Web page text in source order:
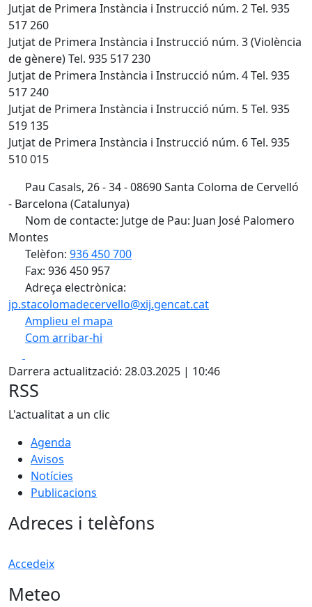
Jutjat de Primera Instància i Instrucció núm. 2 Tel. 935
517 260
Jutjat de Primera Instància i Instrucció núm. 3 (Violència
de gènere) Tel. 935 517 230
Jutjat de Primera Instància i Instrucció núm. 4 Tel. 935
517 240
Jutjat de Primera Instància i Instrucció núm. 5 Tel. 935
519 135
Jutjat de Primera Instància i Instrucció núm. 6 Tel. 935
510 015
Pau Casals, 26 - 34 - 08690 Santa Coloma de Cervelló
- Barcelona (Catalunya)
Nom de contacte: Jutge de Pau: Juan José Palomero
Montes
Telèfon: 936 450 700
Fax: 936 450 957
Adreça electrònica:
jp.stacolomadecervello@xij.gencat.cat
Amplieu el mapa
Com arribar-hi
+
−
Darrera actualització: 28.03.2025 | 10:46
RSS
L'actualitat a un clic
Agenda
Avisos
Notícies
Publicacions
Adreces i telèfons
Accedeix
Meteo